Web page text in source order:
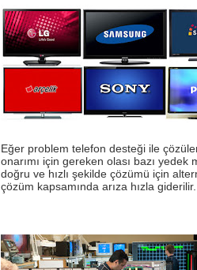
Eğer problem telefon desteği ile
onarımı için gereken olası bazı
doğru ve hızlı şekilde çözümü için
çözüm kapsamında arıza hızla giderilir.